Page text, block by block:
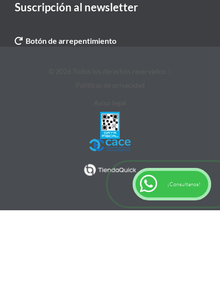
Suscripción al newsletter
Botón de arrepentimiento
¡Consultanos!